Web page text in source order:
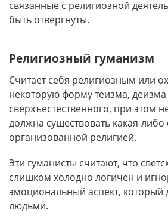
связанные с религиозной
быть отвергнуты.
Религиозный гуманизм
Считает себя религиозным или
некоторую форму теизма,
сверхъестественного, при этом
должна существовать какая-либо
организованной религией.
Эти гуманисты считают, что
слишком холодно логичен и
эмоциональный аспект, который
людьми.